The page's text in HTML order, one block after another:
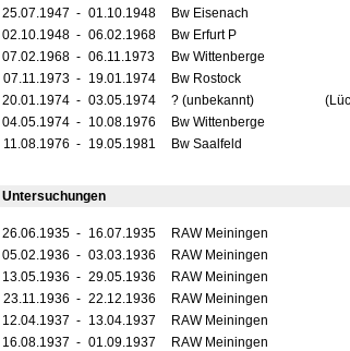
25.07.1947 - 01.10.1948
Bw Eisenach
02.10.1948 - 06.02.1968
Bw Erfurt P
07.02.1968 - 06.11.1973
Bw Wittenberge
07.11.1973 - 19.01.1974
Bw Rostock
20.01.1974 - 03.05.1974 ? (unbekannt)
04.05.1974 - 10.08.1976
Bw Wittenberge
11.08.1976 - 19.05.1981 Bw Saalfeld
Untersuchungen
26.06.1935 - 16.07.1935 RAW Meiningen
05.02.1936 - 03.03.1936 RAW Meiningen
13.05.1936 - 29.05.1936 RAW Meiningen
23.11.1936 - 22.12.1936 RAW Meiningen
12.04.1937 - 13.04.1937 RAW Meiningen
16.08.1937 - 01.09.1937 RAW Meiningen